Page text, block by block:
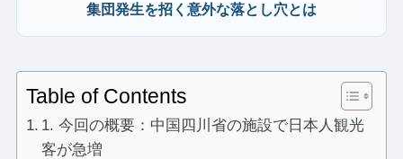
集団発生を招く意外な落とし穴とは
Table of Contents
1. 今回の概要：中国四川省の施設で日本人観光
客が急増